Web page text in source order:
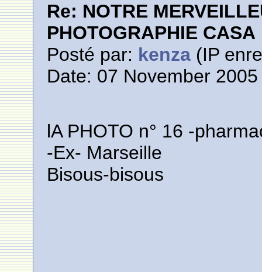
Re: NOTRE
PHOTOGRAPHIE CASA
Posté par: kenza (IP
Date: 07 November
lA PHOTO n° 16 -
-Ex- Marseille
Bisous-bisous